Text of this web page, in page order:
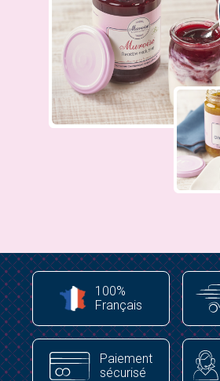
100%
Français
Paiement
sécurisé